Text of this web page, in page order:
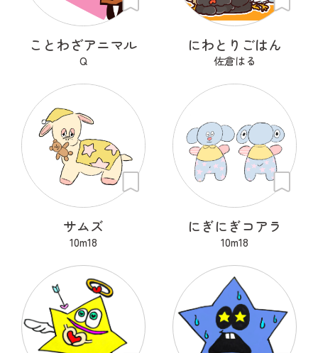
ことわざアニマル
Q
にわとりごはん
佐倉はる
サムズ
10m18
にぎにぎコアラ
10m18